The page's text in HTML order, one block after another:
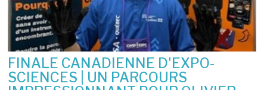
FINALE CANADIENNE D'EXPO-
SCIENCES | UN PARCOURS